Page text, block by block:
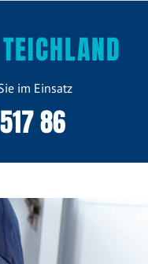
im Einsatz
86